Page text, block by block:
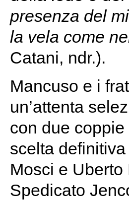
presenza del
la vela come
Catani, ndr.).
Mancuso e i
un’attenta
con due
scelta
Mosci e
Spedicato